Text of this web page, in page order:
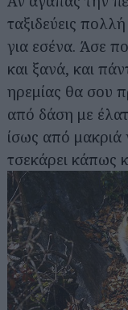
ταξιδεύεις
για εσένα. Άσε
και ξανά, και
ηρεμίας θα σου
από δάση με
ίσως από μακριά
τσεκάρει κάπως